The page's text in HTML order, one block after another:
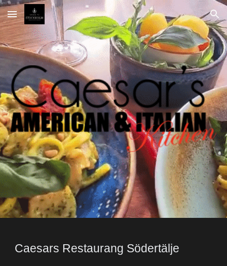
Skip to main content Skip to navigation
Caesars Restaurang Södertälje